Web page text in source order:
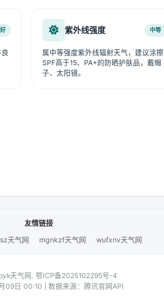
紫外线强度 中等
属中等强度紫外线辐射天气，建议涂擦
SPF高于15、PA+的防晒护肤品，戴帽
子、太阳镜。
友情链接
天气网 mgnkzf天气网 wufxnv天气网
天气网. 鄂ICP备2025102295号-4
09日 00:10 | 数据来源：腾讯官网API